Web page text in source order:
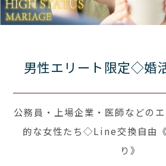
男性エリート限定◇婚
公務員・上場企業・医師などの
的な女性たち◇Line交換自由
り》